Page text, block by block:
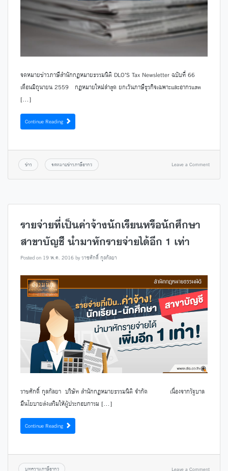
จดหมายข่าวภาษีสำนักกฎหมายธรรมนิติ DLO’S Tax Newsletter ฉบับที่ 66
เดือนมิถุนายน 2559 กฎหมายใหม่ล่าสุด ยกเว้นภาษีธุรกิจเฉพาะและอากรแสต
[…]
Continue Reading
ข่าว จดหมายข่าวภาษีอากร Leave a Comment
รายจ่ายที่เป็นค่าจ้างนักเรียนหรือนักศึกษา
สาขาบัญชี นำมาหักรายจ่ายได้อีก 1 เท่า
Posted on 19 พ.ค. 2016byราชศักดิ์ กุลกัลยา
ราชศักดิ์ กุลกัลยา บริษัท สำนักกฎหมายธรรมนิติ จำกัด เนื่องจากรัฐบาล
มีนโยบายส่งเสริมให้ผู้ประกอบการม […]
Continue Reading
บทความภาษีอากร Leave a Comment